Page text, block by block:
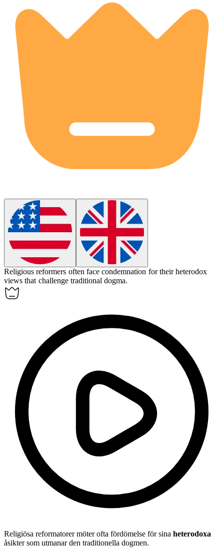
Religious reformers often face condemnation for their heterodox
views that challenge traditional dogma.
Religiösa reformatorer möter ofta fördömelse för sina heterodoxa
åsikter som utmanar den traditionella dogmen.